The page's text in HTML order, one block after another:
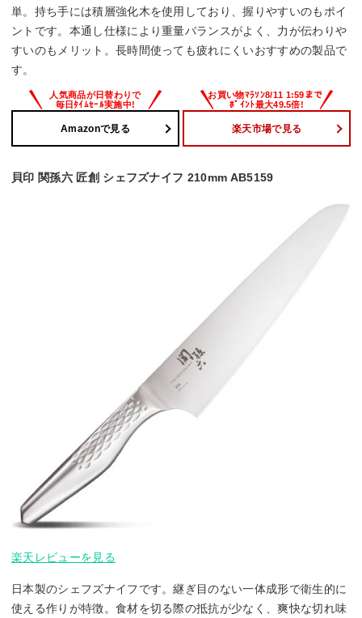
単。持ち手には積層強化木を使用しており、握りやすいのもポイ
ントです。本通し仕様により重量バランスがよく、力が伝わりや
すいのもメリット。長時間使っても疲れにくいおすすめの製品で
す。
Amazonで見る 楽天市場で見る
貝印 関孫六 匠創 シェフズナイフ 210mm AB5159
楽天レビューを見る
日本製のシェフズナイフです。継ぎ目のない一体成形で衛生的に
使える作りが特徴。食材を切る際の抵抗が少なく、爽快な切れ味